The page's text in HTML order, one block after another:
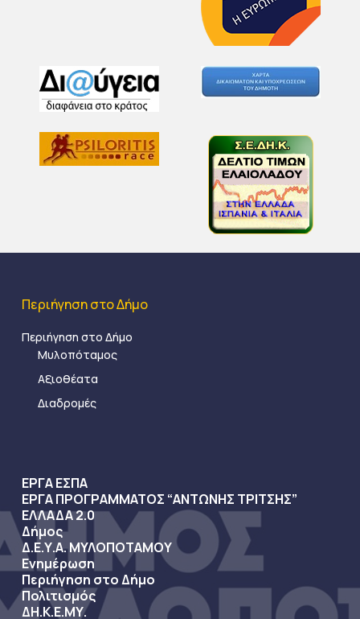
Περιήγηση στο Δήμο
Περιήγηση στο Δήμο
Μυλοπόταμος
Αξιοθέατα
Διαδρομές
ΕΡΓΑ ΕΣΠΑ
ΕΡΓΑ ΠΡΟΓΡΑΜΜΑΤΟΣ “ΑΝΤΩΝΗΣ ΤΡΙΤΣΗΣ”
ΕΛΛΑΔΑ 2.0
Δήμος
Δ.Ε.Υ.Α. ΜΥΛΟΠΟΤΑΜΟΥ
Ενημέρωση
Περιήγηση στο Δήμο
Πολιτισμός
ΔΗ.Κ.Ε.ΜΥ.